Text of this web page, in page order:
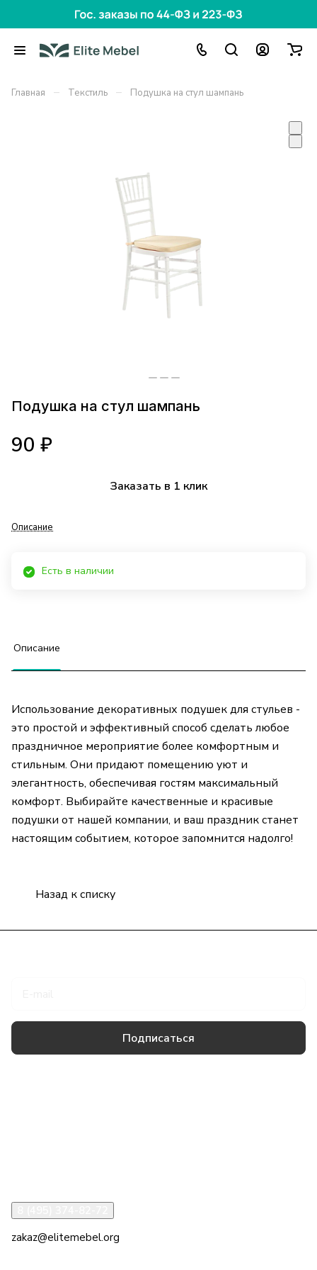
Главная – Текстиль – Подушка на стул шампань
Подушка на стул шампань
90 ₽
Заказать в 1 клик
Описание
Есть в наличии
Описание
Использование декоративных подушек для стульев -
это простой и эффективный способ сделать любое
праздничное мероприятие более комфортным и
стильным. Они придают помещению уют и
элегантность, обеспечивая гостям максимальный
комфорт. Выбирайте качественные и красивые
подушки от нашей компании, и ваш праздник станет
настоящим событием, которое запомнится надолго!
Назад к списку
Подписаться
zakaz@elitemebel.org